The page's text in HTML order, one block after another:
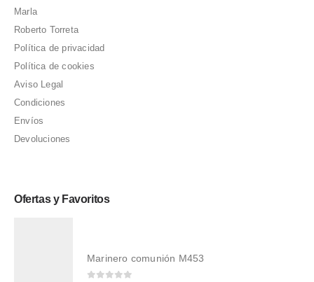
Marla
Roberto Torreta
Política de privacidad
Política de cookies
Aviso Legal
Condiciones
Envíos
Devoluciones
Ofertas y Favoritos
Marinero comunión M453